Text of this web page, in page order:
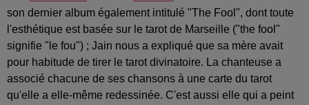
son dernier album également intitulé "The Fool", dont toute
l'esthétique est basée sur le tarot de Marseille ("the fool"
signifie "le fou") ; Jain nous a expliqué que sa mère avait
pour habitude de tirer le tarot divinatoire. La chanteuse a
associé chacune de ses chansons à une carte du tarot
qu'elle a elle-même redessinée. C'est aussi elle qui a peint